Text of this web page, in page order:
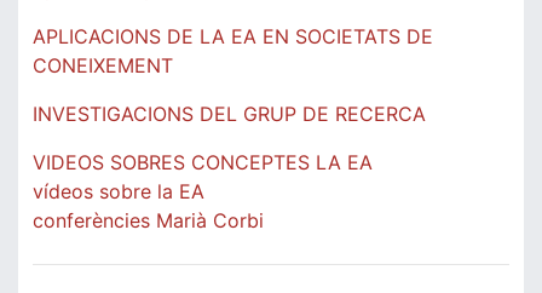
APLICACIONS DE LA EA EN SOCIETATS DE
CONEIXEMENT
INVESTIGACIONS DEL GRUP DE RECERCA
VIDEOS SOBRES CONCEPTES LA EA
vídeos sobre la EA
conferències Marià Corbi